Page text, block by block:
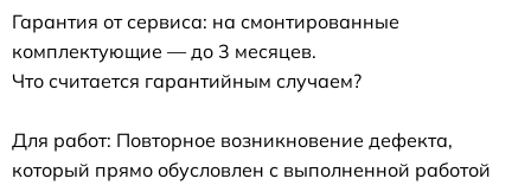
Гарантия от сервиса: на смонтированные
комплектующие — до 3 месяцев.
Что считается гарантийным случаем?
Для работ: Повторное возникновение дефекта,
который прямо обусловлен с выполненной работой